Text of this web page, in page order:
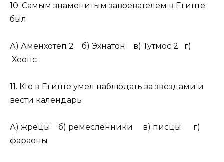
10. Самым знаменитым завоевателем в Египте
был
А) Аменхотеп 2 б) Эхнатон в) Тутмос 2 г)
Хеопс
11. Кто в Египте умел наблюдать за звездами и
вести календарь
А) жрецы б) ремесленники в) писцы г)
фараоны